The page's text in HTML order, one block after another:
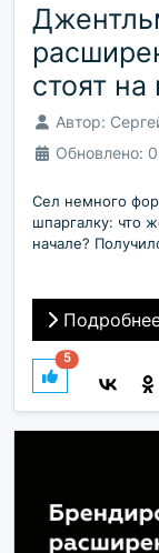
стоят
Автор:
Обновлено:
Сел немного
шпаргалку: что
начале?
5